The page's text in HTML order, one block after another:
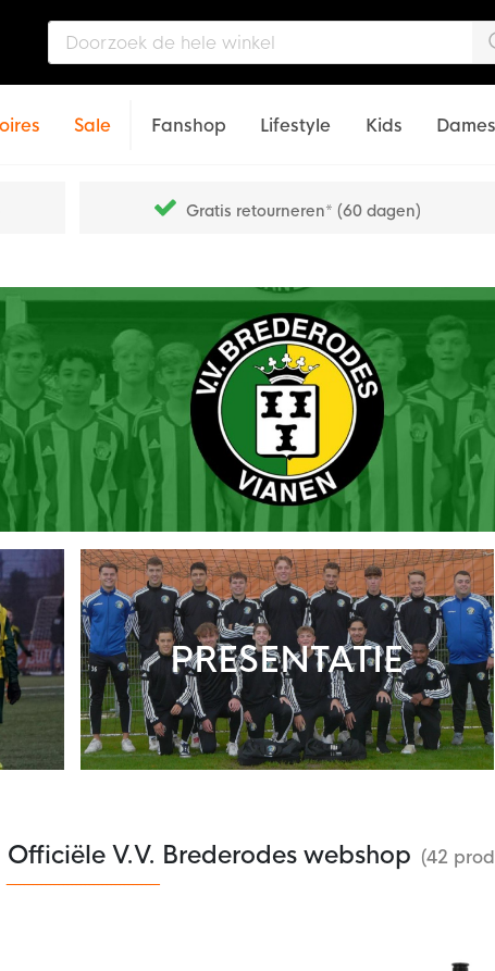
Sale Fanshop Lifestyle Kids Dames
Gratis retourneren* (60 dagen)
PRESENTATIE
Officiële V.V. Brederodes webshop (42